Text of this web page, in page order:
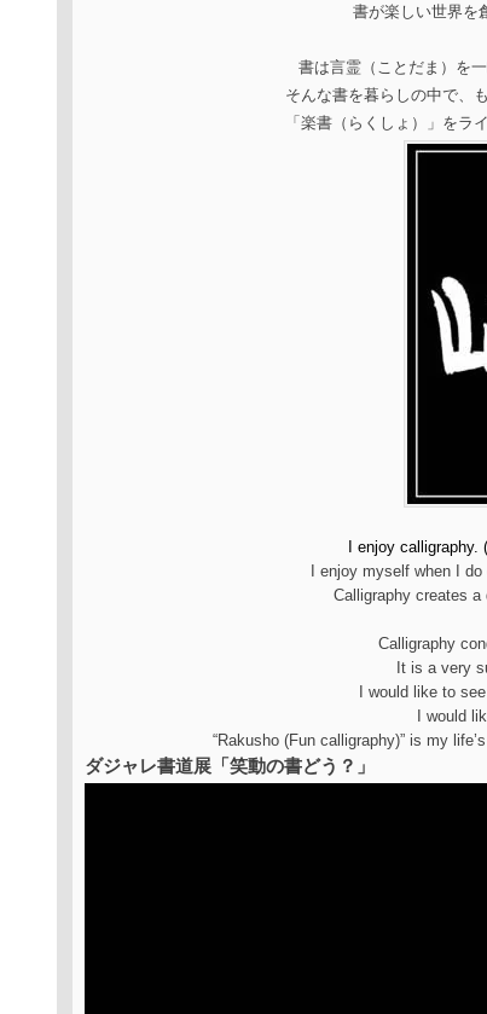
書が楽しい世界を
書は言霊（ことだま）を
そんな書を暮らしの中で、
「楽書（らくしょ）」をラ
I enjoy calligraphy.
I enjoy myself when I
Calligraphy creates
Calligraphy
It is a very
I would like to
I would
“Rakusho (Fun calligraphy)” is my
ダジャレ書道展「笑動の書どう？」